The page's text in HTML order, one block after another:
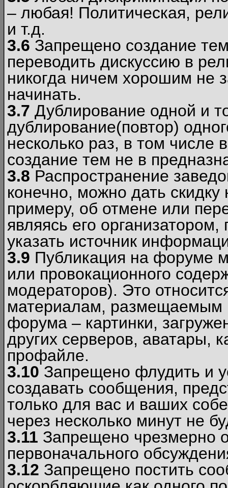
– любая! Политическая,
и т.д.
3.6 Запрещено создание
переводить дискуссию в
никогда ничем хорошим не
начинать.
3.7 Дублирование одной и
дублирование(повтор)
несколько раз, в том числе
создание тем не в
3.8 Распространение
конечно, можно дать
примеру, об отмене или
являясь его
указать источник
3.9 Публикация на форуме
или провокационного
модераторов). Это
материалам, размещаемым
форума – картинки,
других серверов, аватары,
профайле.
3.10 Запрещено флудить и
создавать сообщения,
только для вас и ваших
через несколько минут не
3.11 Запрещено чрезмерно
первоначального
3.12 Запрещено постить